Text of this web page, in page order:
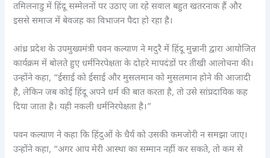
तमिलनाडु में हिंदू सम्मेलनों पर उठाए जा रहे सवाल बहुत खतरनाक हैं और
इससे समाज में बेवजह का विभाजन पैदा हो रहा है।
आंध्र प्रदेश के उपमुख्यमंत्री पवन कल्याण ने मदुरै में हिंदू मुन्नानी द्वारा आयोजित
कार्यक्रम में बोलते हुए धर्मनिरपेक्षता के दोहरे मापदंडों पर तीखी आलोचना की।
उन्होंने कहा, “ईसाई को ईसाई और मुसलमान को मुसलमान होने की आजादी
है, लेकिन जब कोई हिंदू अपने धर्म की बात करता है, तो उसे सांप्रदायिक कह
दिया जाता है। यही नकली धर्मनिरपेक्षता है।”
पवन कल्याण ने कहा कि हिंदुओं के धैर्य को उसकी कमजोरी न समझा जाए।
उन्होंने कहा, “अगर आप मेरी आस्था का सम्मान नहीं कर सकते, तो कम से